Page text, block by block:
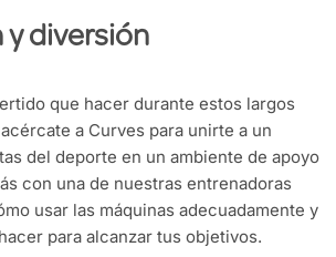
diversión
que hacer durante estos largos
a Curves para unirte a un
del deporte en un ambiente de apoyo
con una de nuestras entrenadoras
usar las máquinas adecuadamente y
para alcanzar tus objetivos.